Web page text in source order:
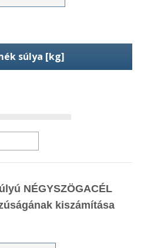
súlya [kg]
NÉGYSZÖGACÉL
kiszámítása